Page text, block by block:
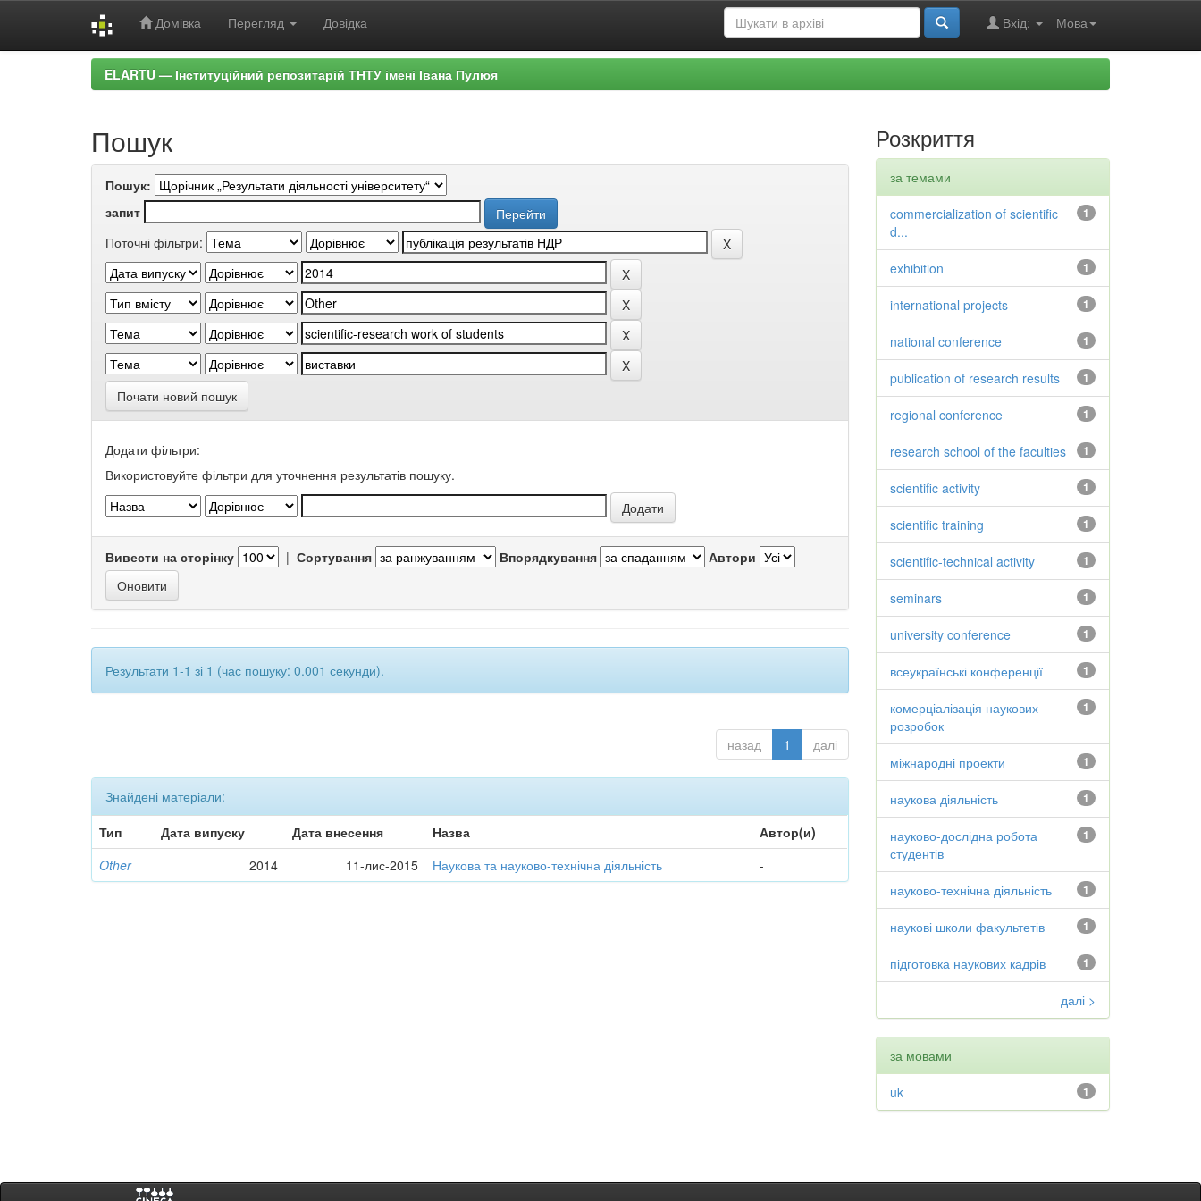
Домівка Перегляд Довідка Мова
Вхід:
ELARTU — Інституційний репозитарій ТНТУ імені Івана Пулюя
Пошук
Пошук:
запит
Поточні фільтри:
Почати новий пошук
Додати фільтри:
Використовуйте фільтри для уточнення результатів пошуку.
Вивести на сторінку | Сортування Впорядкування Автори
Результати 1-1 зі 1 (час пошуку: 0.001 секунди).
назад 1 далі
Знайдені матеріали:
Тип
Дата випуску Дата внесення Назва
Автор(и)
Other
2014 11-лис-2015 Наукова та науково-технічна діяльність -
Розкриття
за темами
1
commercialization of scientific
d...
1
exhibition
1
international projects
1
national conference
1
publication of research results
1
regional conference
1
research school of the faculties
1
scientific activity
1
scientific training
1
scientific-technical activity
1
seminars
1
university conference
1
всеукраїнські конференції
1
комерціалізація наукових
розробок
1
міжнародні проекти
1
наукова діяльність
1
науково-дослідна робота
студентів
1
науково-технічна діяльність
1
наукові школи факультетів
1
підготовка наукових кадрів
далі >
за мовами
1
uk